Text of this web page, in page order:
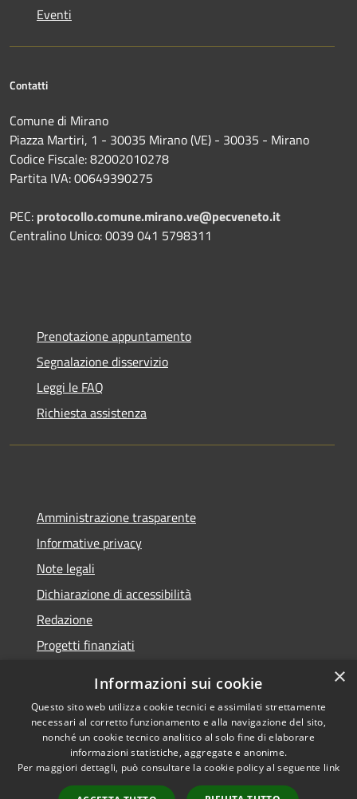
Eventi
Contatti
Comune di Mirano
Piazza Martiri, 1 - 30035 Mirano (VE) - 30035 - Mirano
Codice Fiscale: 82002010278
Partita IVA: 00649390275
PEC: protocollo.comune.mirano.ve@pecveneto.it
Centralino Unico: 0039 041 5798311
Prenotazione appuntamento
Segnalazione disservizio
Leggi le FAQ
Richiesta assistenza
Amministrazione trasparente
Informative privacy
Note legali
Dichiarazione di accessibilità
Redazione
Progetti finanziati
RSS
Accessibilità
Privacy
Dichiarazione di
accessibilità• Copyright ©
2021 • Comune di Mirano
• Powered by
×
Informazioni sui cookie
Questo sito web utilizza cookie tecnici e assimilati strettamente
necessari al corretto funzionamento e alla navigazione del sito,
nonché un cookie tecnico analitico al solo fine di elaborare
informazioni statistiche, aggregate e anonime.
Per maggiori dettagli, può consultare la cookie policy al seguente link